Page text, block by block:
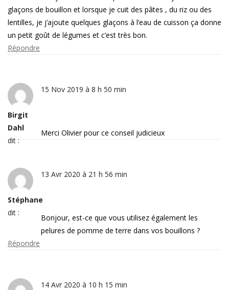
glaçons de bouillon et lorsque je cuit des pâtes , du riz ou des
lentilles, je j’ajoute quelques glaçons à l’eau de cuisson ça donne
un petit goût de légumes et c’est très bon.
Répondre
Birgit
Dahl
dit :
15 Nov 2019 à 8 h 50 min
Merci Olivier pour ce conseil judicieux
Stéphane
dit :
13 Avr 2020 à 21 h 56 min
Bonjour, est-ce que vous utilisez également les
pelures de pomme de terre dans vos bouillons ?
Répondre
14 Avr 2020 à 10 h 15 min